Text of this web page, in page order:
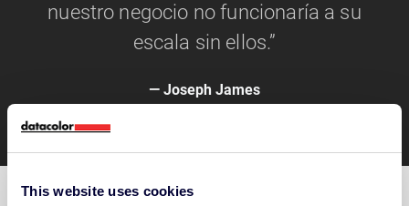
This website uses cookies
nuestro negocio no funcionaría a su
escala sin ellos.”
Joseph James
CEO | Pison Stream Solutions